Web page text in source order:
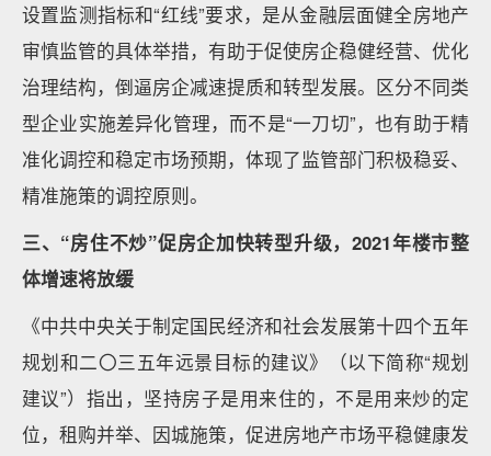
设置监测指标和“红线”要求，是从金融层面健全房地产
审慎监管的具体举措，有助于促使房企稳健经营、优化
治理结构，倒逼房企减速提质和转型发展。区分不同类
型企业实施差异化管理，而不是“一刀切”，也有助于精
准化调控和稳定市场预期，体现了监管部门积极稳妥、
精准施策的调控原则。
三、“房住不炒”促房企加快转型升级，2021年楼市整
体增速将放缓
《中共中央关于制定国民经济和社会发展第十四个五年
规划和二〇三五年远景目标的建议》（以下简称“规划
建议”）指出，坚持房子是用来住的，不是用来炒的定
位，租购并举、因城施策，促进房地产市场平稳健康发